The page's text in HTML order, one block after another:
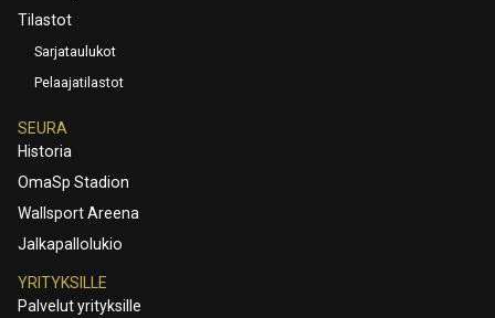
Tilastot
Sarjataulukot
Pelaajatilastot
SEURA
Historia
OmaSp Stadion
Wallsport Areena
Jalkapallolukio
YRITYKSILLE
Palvelut yrityksille